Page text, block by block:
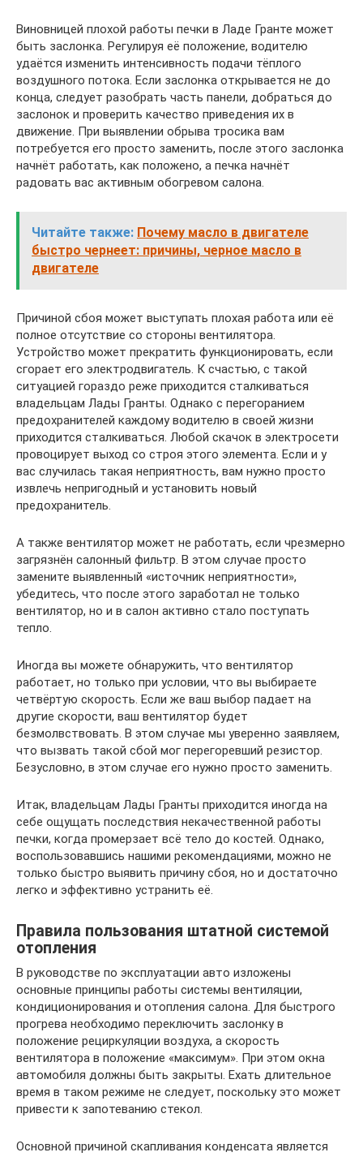
Виновницей плохой работы печки в Ладе Гранте может
быть заслонка. Регулируя её положение, водителю
удаётся изменить интенсивность подачи тёплого
воздушного потока. Если заслонка открывается не до
конца, следует разобрать часть панели, добраться до
заслонок и проверить качество приведения их в
движение. При выявлении обрыва тросика вам
потребуется его просто заменить, после этого заслонка
начнёт работать, как положено, а печка начнёт
радовать вас активным обогревом салона.
Читайте также: Почему масло в двигателе
быстро чернеет: причины, черное масло в
двигателе
Причиной сбоя может выступать плохая работа или её
полное отсутствие со стороны вентилятора.
Устройство может прекратить функционировать, если
сгорает его электродвигатель. К счастью, с такой
ситуацией гораздо реже приходится сталкиваться
владельцам Лады Гранты. Однако с перегоранием
предохранителей каждому водителю в своей жизни
приходится сталкиваться. Любой скачок в электросети
провоцирует выход со строя этого элемента. Если и у
вас случилась такая неприятность, вам нужно просто
извлечь непригодный и установить новый
предохранитель.
А также вентилятор может не работать, если чрезмерно
загрязнён салонный фильтр. В этом случае просто
замените выявленный «источник неприятности»,
убедитесь, что после этого заработал не только
вентилятор, но и в салон активно стало поступать
тепло.
Иногда вы можете обнаружить, что вентилятор
работает, но только при условии, что вы выбираете
четвёртую скорость. Если же ваш выбор падает на
другие скорости, ваш вентилятор будет
безмолвствовать. В этом случае мы уверенно заявляем,
что вызвать такой сбой мог перегоревший резистор.
Безусловно, в этом случае его нужно просто заменить.
Итак, владельцам Лады Гранты приходится иногда на
себе ощущать последствия некачественной работы
печки, когда промерзает всё тело до костей. Однако,
воспользовавшись нашими рекомендациями, можно не
только быстро выявить причину сбоя, но и достаточно
легко и эффективно устранить её.
Правила пользования штатной системой
отопления
В руководстве по эксплуатации авто изложены
основные принципы работы системы вентиляции,
кондиционирования и отопления салона. Для быстрого
прогрева необходимо переключить заслонку в
положение рециркуляции воздуха, а скорость
вентилятора в положение «максимум». При этом окна
автомобиля должны быть закрыты. Ехать длительное
время в таком режиме не следует, поскольку это может
привести к запотеванию стекол.
Основной причиной скапливания конденсата является